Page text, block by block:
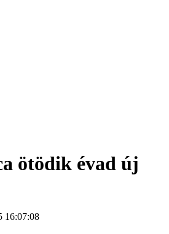
ötödik évad új
16:07:08